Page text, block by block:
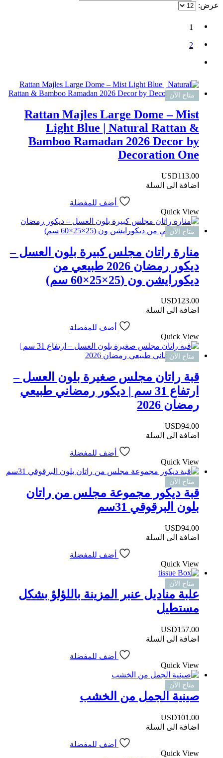
عرض:
1
2
متاح الآن
Rattan Majles Large Dome – Mist
Light Blue | Natural Rattan &
Bamboo Ramadan 2026 Decor by
Decoration One
USD113.00
اضافة الى السلة
أضف للمفضلة
Quick View
متاح الآن
منارة راتان مجلس كبيرة بلون العسل –
ديكور رمضان 2026 طبيعي من
ديكورايشن ون (25×25×60 سم)
USD123.00
اضافة الى السلة
أضف للمفضلة
Quick View
متاح الآن
قبة راتان مجلس صغيرة بلون العسل –
ارتفاع 31 سم | ديكور رمضاني طبيعي
رمضان 2026
USD94.00
اضافة الى السلة
أضف للمفضلة
Quick View
متاح الآن
قبة ديكور مجموعة مجلس من راتان
بلون البرقوقي 31سم
USD94.00
اضافة الى السلة
أضف للمفضلة
Quick View
متاح الآن
علبة مناديل عنبر المزينة باللؤلؤ بشكل
مستطيل
USD157.00
اضافة الى السلة
أضف للمفضلة
Quick View
متاح الآن
صينية الجمل من الخشب
USD101.00
اضافة الى السلة
أضف للمفضلة
Quick View